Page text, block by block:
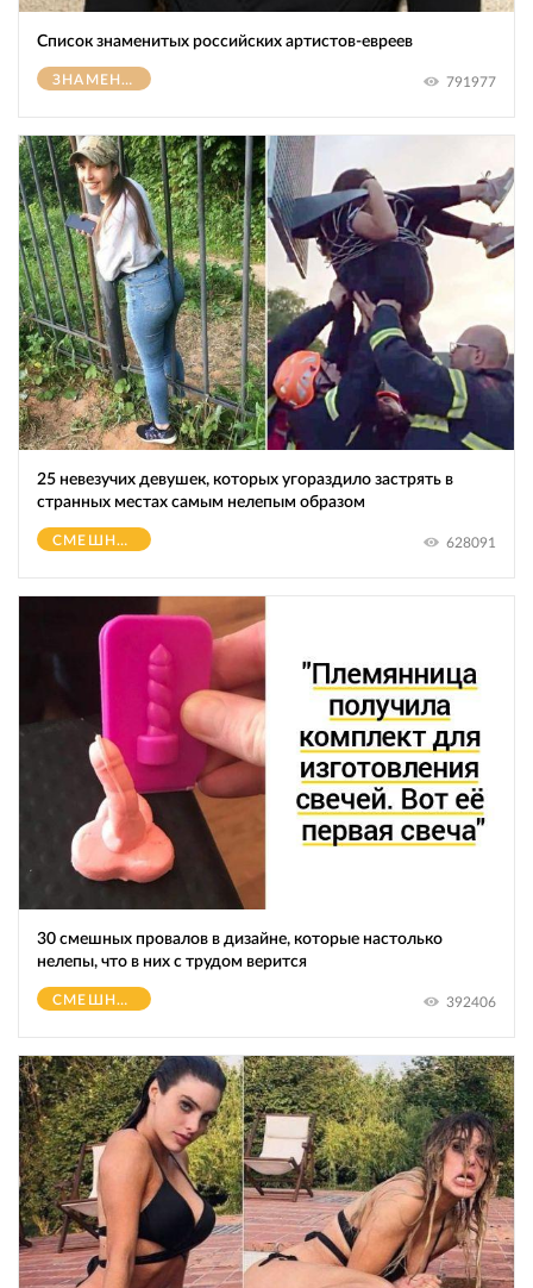
Список знаменитых российских артистов-евреев
ЗНАМЕНИТОСТИ 791977
25 невезучих девушек, которых угораздило застрять в
странных местах самым нелепым образом
СМЕШНОЕ 628091
30 смешных провалов в дизайне, которые настолько
нелепы, что в них с трудом верится
СМЕШНОЕ 392406